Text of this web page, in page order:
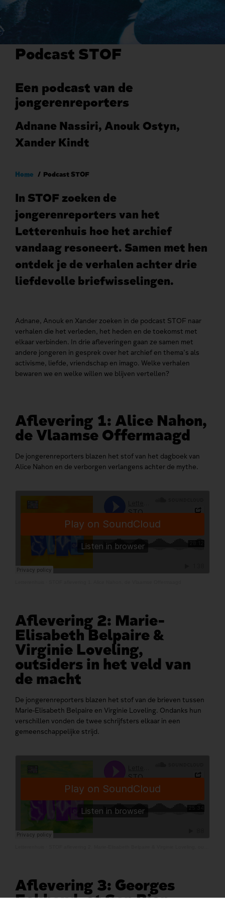
Podcast STOF
Een podcast van de
jongerenreporters
Adnane Nassiri, Anouk Ostyn,
Xander Kindt
Kruimelpad
Home Podcast STOF
In STOF zoeken de
jongerenreporters van het
Letterenhuis hoe het archief
vandaag resoneert. Samen met hen
ontdek je de verhalen achter drie
liefdevolle briefwisselingen.
Adnane, Anouk en Xander zoeken in de podcast STOF naar
verhalen die het verleden, het heden en de toekomst met
elkaar verbinden. In drie afleveringen gaan ze samen met
andere jongeren in gesprek over het archief en thema’s als
activisme, liefde, vriendschap en imago. Welke verhalen
bewaren we en welke willen we blijven vertellen?
Aflevering 1: Alice Nahon,
de Vlaamse Offermaagd
De jongerenreporters blazen het stof van het dagboek van
Alice Nahon en de verborgen verlangens achter de mythe.
Aflevering 2: Marie-
Elisabeth Belpaire &
Virginie Loveling,
outsiders in het veld van
de macht
De jongerenreporters blazen het stof van de brieven tussen
Marie-Elisabeth Belpaire en Virginie Loveling. Ondanks hun
verschillen vonden de twee schrijfsters elkaar in een
gemeenschappelijke strijd.
Aflevering 3: Georges